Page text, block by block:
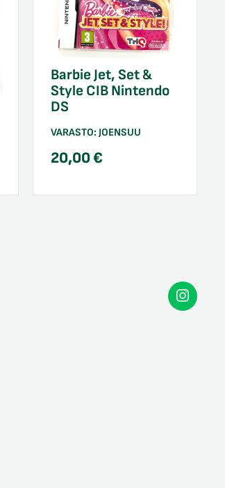
Barbie Jet, Set &
Style CIB Nintendo
DS
VARASTO:JOENSUU
20,00€